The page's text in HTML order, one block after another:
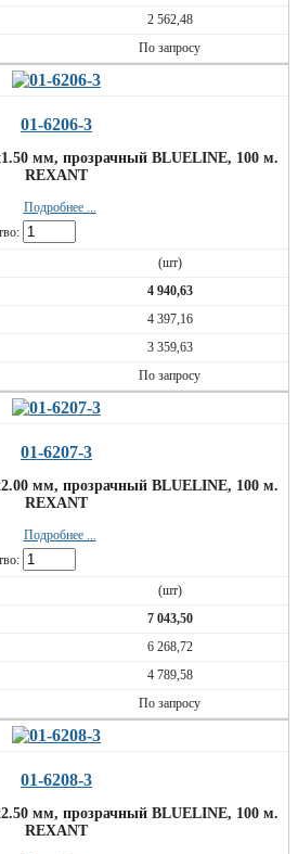
2 562,48
По запросу
01-6206-3
мм, прозрачный BLUELINE, 100 м.
REXANT
Подробнее ...
(шт)
4 940,63
4 397,16
3 359,63
По запросу
01-6207-3
мм, прозрачный BLUELINE, 100 м.
REXANT
Подробнее ...
(шт)
7 043,50
6 268,72
4 789,58
По запросу
01-6208-3
мм, прозрачный BLUELINE, 100 м.
REXANT